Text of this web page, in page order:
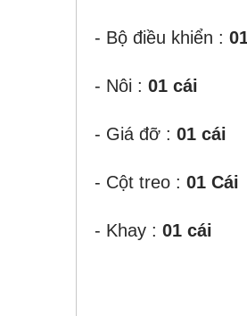
- Bộ điều khiển :
- Nôi : 01 cái
- Giá đỡ : 01 cái
- Cột treo : 01 Cái
- Khay : 01 cái